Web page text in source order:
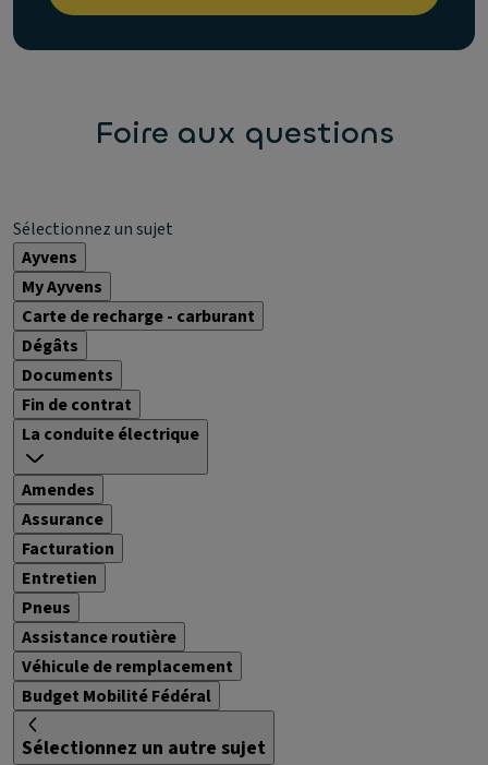
Foire aux questions
Sélectionnez un sujet
Ayvens
My Ayvens
Carte de recharge - carburant
Dégâts
Documents
Fin de contrat
La conduite électrique
Amendes
Assurance
Facturation
Entretien
Pneus
Assistance routière
Véhicule de remplacement
Budget Mobilité Fédéral
Sélectionnez un autre sujet